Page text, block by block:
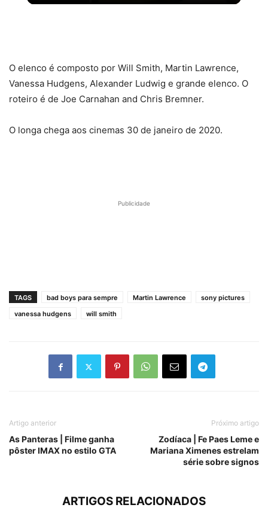
O elenco é composto por Will Smith, Martin Lawrence,
Vanessa Hudgens, Alexander Ludwig e grande elenco. O
roteiro é de Joe Carnahan and Chris Bremner.
O longa chega aos cinemas 30 de janeiro de 2020.
Publicidade
TAGS bad boys para sempre Martin Lawrence
sony pictures
vanessa hudgens
will smith
Artigo anterior
As Panteras | Filme ganha
pôster IMAX no estilo GTA
Próximo artigo
Zodíaca | Fe Paes Leme e
Mariana Ximenes estrelam
série sobre signos
ARTIGOS RELACIONADOS